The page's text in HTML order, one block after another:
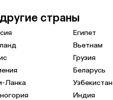
страны
Египет
Вьетнам
Грузия
Беларусь
Ланка Узбекистан
Индия